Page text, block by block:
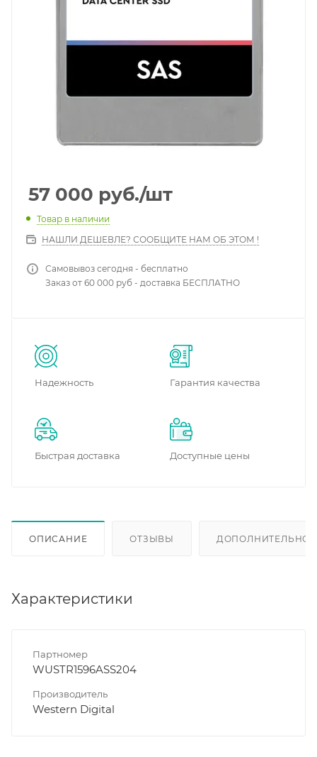
57 000 руб./шт
Товар в наличии
НАШЛИ ДЕШЕВЛЕ? СООБЩИТЕ НАМ ОБ ЭТОМ !
Самовывоз сегодня - бесплатно
Заказ от 60 000 руб - доставка БЕСПЛАТНО
Надежность Гарантия качества
Быстрая доставка Доступные цены
ОПИСАНИЕ ОТЗЫВЫ ДОПОЛНИТЕЛЬНО
Характеристики
Партномер
WUSTR1596ASS204
Производитель
Western Digital